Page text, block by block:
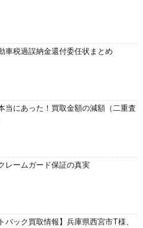
車税過誤納金還付委任状まとめ
当にあった！買取金額の減額（二重査
レームガード保証の真実
バック買取情報】兵庫県西宮市T様、